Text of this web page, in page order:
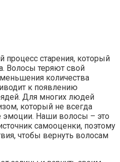
процесс старения, который
Волосы теряют свой
количества
к появлению
Для многих людей
который не всегда
Наши волосы – это
самооценки, поэтому
чтобы вернуть волосам